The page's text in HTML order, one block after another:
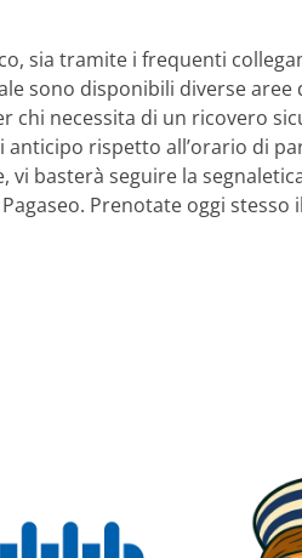
sia tramite i frequenti
sono disponibili diverse aree
chi necessita di un ricovero
rispetto all’orario di
basterà seguire la
Prenotate oggi stesso